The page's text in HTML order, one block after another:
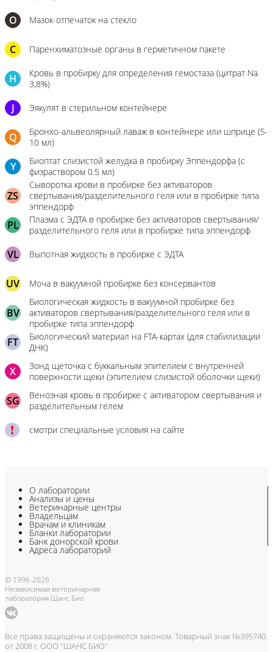
О Мазок-отпечаток на стекло
C Паренхиматозные органы в герметичном пакете
H
Кровь в пробирку для определения гемостаза (цитрат Na
3,8%)
J Эякулят в стерильном контейнере
Q
Бронхо-альвеолярный лаваж в контейнере или шприце (5-
10 мл)
Y
Биоптат слизистой желудка в пробирку Эппендорфа (с
физраствором 0.5 мл)
ZS
Сыворотка крови в пробирке без активаторов
свертывания/разделительного геля или в пробирке типа
эппендорф
PL
Плазма с ЭДТА в пробирке без активаторов свертывания/
разделительного геля или в пробирке типа эппендорф
VL Выпотная жидкость в пробирке с ЭДТА
UV Моча в вакуумной пробирке без консервантов
BV
Биологическая жидкость в вакуумной пробирке без
активаторов свертывания/разделительного геля или в
пробирке типа эппендорф
FT
Биологический материал на FTA-картах (для стабилизации
ДНК)
X
Зонд щеточка с буккальным эпителием с внутренней
поверхности щеки (эпителием слизистой оболочки щеки)
SG
Венозная кровь в пробирке с активатором свертывания и
разделительным гелем
смотри специальные условия на сайте
О лаборатории
Анализы и цены
Ветеринарные центры
Владельцам
Врачам и клиникам
Бланки лаборатории
Банк донорской крови
Адреса лабораторий
© 1996-2026
Независимая ветеринарная
лаборатория Шанс Био
Все права защищены и охраняются законом. Товарный знак №395740
от 2008 г. ООО "ШАНС БИО"